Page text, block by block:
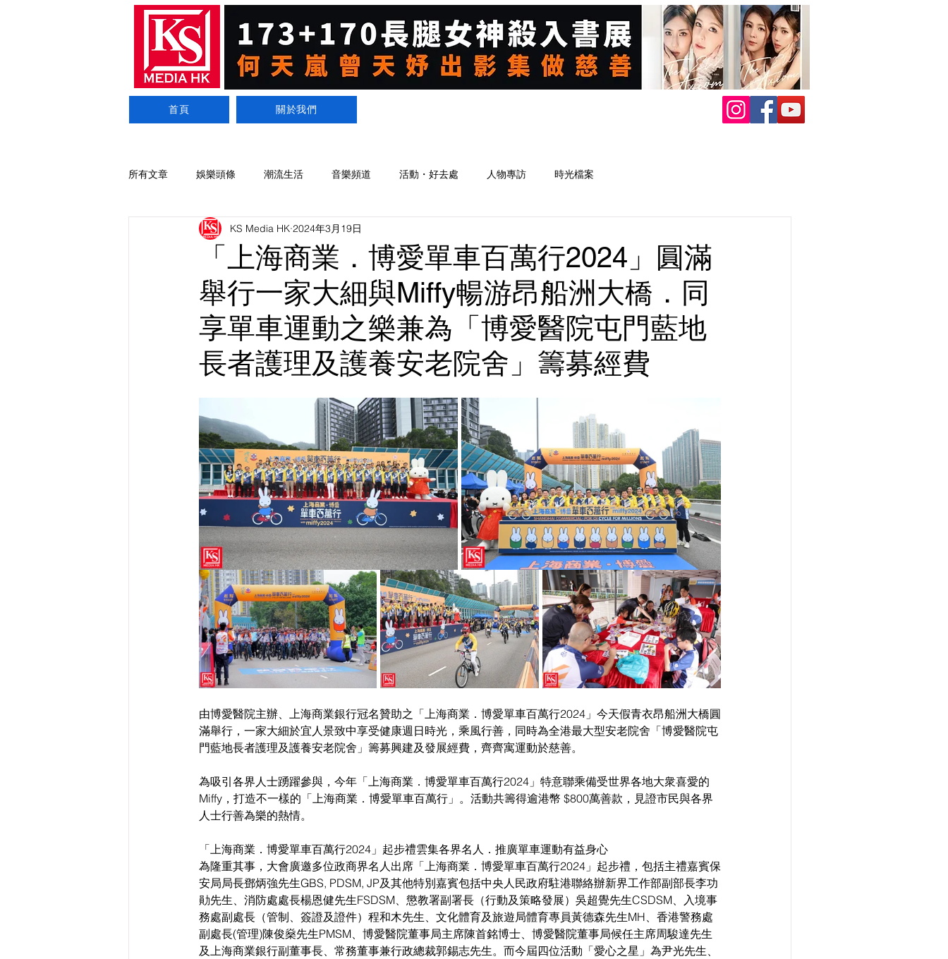
首頁 關於我們
所有文章 娛樂頭條 潮流生活 音樂頻道 活動・好去處 人物專訪 時光檔案
「上海商業．博愛單車百萬行2024」圓滿
舉行一家大細與Miffy暢游昂船洲大橋．同
享單車運動之樂兼為「博愛醫院屯門藍地
長者護理及護養安老院舍」籌募經費
KS Media HK 2024年3月19日
由博愛醫院主辦、上海商業銀行冠名贊助之「上海商業．博愛單車百萬行2024」今天假青衣昂船洲大橋圓
滿舉行，一家大細於宜人景致中享受健康週日時光，乘風行善，同時為全港最大型安老院舍「博愛醫院屯
門藍地長者護理及護養安老院舍」籌募興建及發展經費，齊齊寓運動於慈善。
為吸引各界人士踴躍參與，今年「上海商業．博愛單車百萬行2024」特意聯乘備受世界各地大衆喜愛的
Miffy，打造不一樣的「上海商業．博愛單車百萬行」。活動共籌得逾港幣 $800萬善款，見證市民與各界
人士行善為樂的熱情。
「上海商業．博愛單車百萬行2024」起步禮雲集各界名人．推廣單車運動有益身心
為隆重其事，大會廣邀多位政商界名人出席「上海商業．博愛單車百萬行2024」起步禮，包括主禮嘉賓保
安局局長鄧炳強先生GBS, PDSM, JP及其他特別嘉賓包括中央人民政府駐港聯絡辦新界工作部副部長李功
勛先生、消防處處長楊恩健先生FSDSM、懲教署副署長（行動及策略發展）吳超覺先生CSDSM、入境事
務處副處長（管制、簽證及證件）程和木先生、文化體育及旅遊局體育專員黃德森先生MH、香港警務處
副處長(管理)陳俊燊先生PMSM、博愛醫院董事局主席陳首銘博士、博愛醫院董事局候任主席周駿達先生
及上海商業銀行副董事長、常務董事兼行政總裁郭錫志先生。而今屆四位活動「愛心之星」為尹光先生、